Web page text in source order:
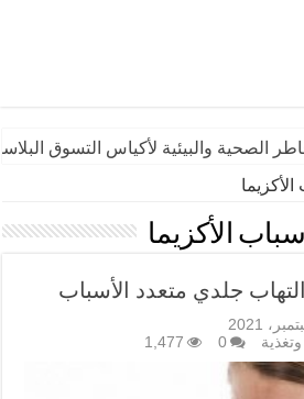
الصحية والبيئية لأكياس التسوق
الأكزيما
الأكزيما
التهاب جلدي متعدد الأسباب
0
1,477